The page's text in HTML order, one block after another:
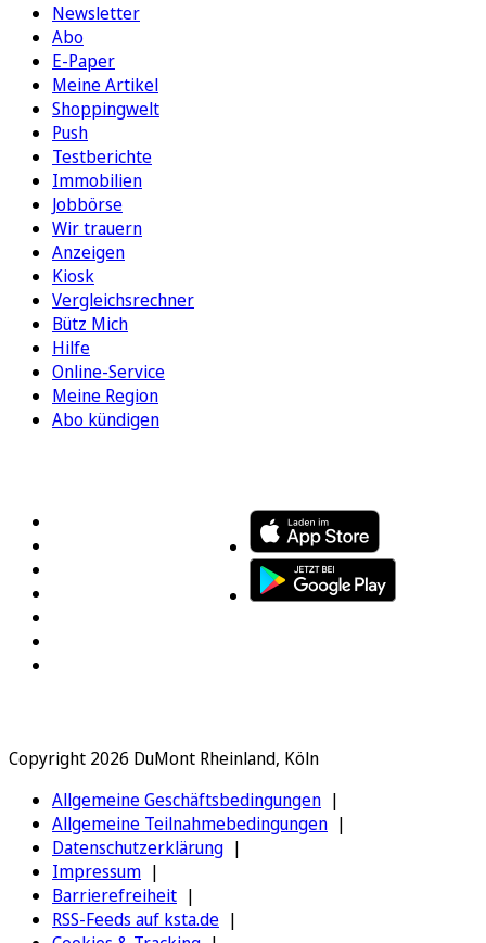
Newsletter
Abo
E-Paper
Meine Artikel
Shoppingwelt
Push
Testberichte
Immobilien
Jobbörse
Wir trauern
Anzeigen
Kiosk
Vergleichsrechner
Bütz Mich
Hilfe
Online-Service
Meine Region
Abo kündigen
Copyright 2026 DuMont Rheinland, Köln
Allgemeine Geschäftsbedingungen
Allgemeine Teilnahmebedingungen
Datenschutzerklärung
Impressum
Barrierefreiheit
RSS-Feeds auf ksta.de